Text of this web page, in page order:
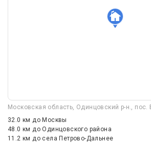
Московская область, Одинцовский р-н., пос.
32.0 кмдо Москвы
48.0 кмдо Одинцовского района
11.2 кмдо села Петрово-Дальнее